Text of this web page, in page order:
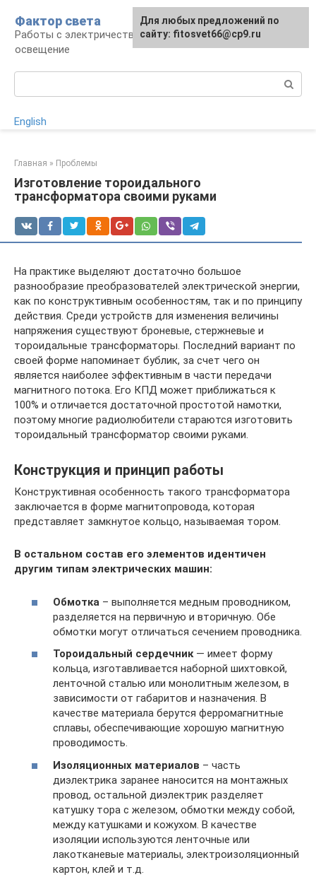
контенту
Фактор света
Работы с электричеством, электроприборы и
освещение
English
Главная » Проблемы
Изготовление тороидального
трансформатора своими руками
На практике выделяют достаточно большое
разнообразие преобразователей электрической энергии,
как по конструктивным особенностям, так и по принципу
действия. Среди устройств для изменения величины
напряжения существуют броневые, стержневые и
тороидальные трансформаторы. Последний вариант по
своей форме напоминает бублик, за счет чего он
является наиболее эффективным в части передачи
магнитного потока. Его КПД может приближаться к
100% и отличается достаточной простотой намотки,
поэтому многие радиолюбители стараются изготовить
тороидальный трансформатор своими руками.
Конструкция и принцип работы
Конструктивная особенность такого трансформатора
заключается в форме магнитопровода, которая
представляет замкнутое кольцо, называемая тором.
В остальном состав его элементов идентичен
другим типам электрических машин:
Обмотка – выполняется медным проводником,
разделяется на первичную и вторичную. Обе
обмотки могут отличаться сечением проводника.
Тороидальный сердечник— имеет форму
кольца, изготавливается наборной шихтовкой,
ленточной сталью или монолитным железом, в
зависимости от габаритов и назначения. В
качестве материала берутся ферромагнитные
сплавы, обеспечивающие хорошую магнитную
проводимость.
Изоляционных материалов – часть
диэлектрика заранее наносится на монтажных
провод, остальной диэлектрик разделяет
катушку тора с железом, обмотки между собой,
между катушками и кожухом. В качестве
изоляции используются ленточные или
лакотканевые материалы, электроизоляционный
картон, клей и т.д.
Для любых предложений по
сайту: fitosvet66@cp9.ru